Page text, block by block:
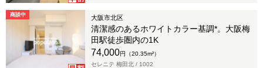
商談中 大阪市北区
清潔感のあるホワイトカラー基調*。大阪梅
田駅徒歩圏内の1K
74,000円（20.35m²）
セレニテ 梅田北 / 1002